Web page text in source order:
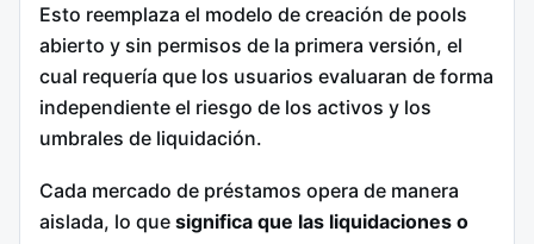
Esto reemplaza el modelo de creación de pools
abierto y sin permisos de la primera versión, el
cual requería que los usuarios evaluaran de forma
independiente el riesgo de los activos y los
umbrales de liquidación.
Cada mercado de préstamos opera de manera
aislada, lo que significa que las liquidaciones o